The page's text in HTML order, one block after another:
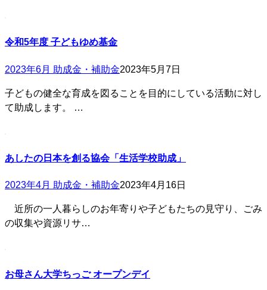
令和5年度 子どもゆめ基金
2023年6月 助成金・補助金2023年5月7日
子どもの健全な育成を図ることを目的にしている活動に対し
て助成します。 …
あしたの日本を創る協会「生活学校助成」
2023年4月 助成金・補助金2023年4月16日
近所の一人暮らしのお年寄りや子どもたちの見守り、ごみ
の収集や資源リサ…
お母さん大学ちっご オープンデイ